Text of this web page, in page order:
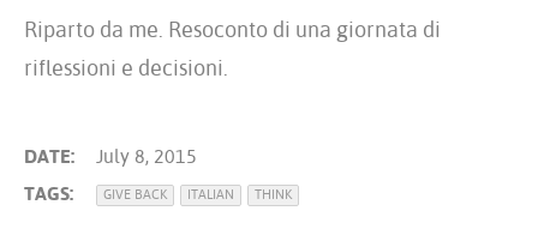
Riparto da me. Resoconto di una giornata di
riflessioni e decisioni.
DATE:
July 8, 2015
TAGS:
GIVE BACK ITALIAN THINK